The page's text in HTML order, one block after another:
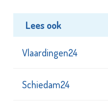
Lees ook
Vlaardingen24
Schiedam24